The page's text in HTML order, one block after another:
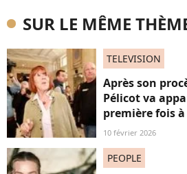
SUR LE MÊME
TELEVISION
Après son
Pélicot va
première fois
10 février 2026
PEOPLE